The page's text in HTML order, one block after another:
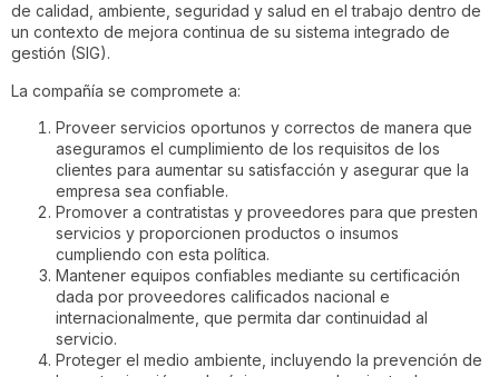
de calidad, ambiente, seguridad y salud en el trabajo dentro de
un contexto de mejora continua de su sistema integrado de
gestión (SIG).
La compañía se compromete a:
Proveer servicios oportunos y correctos de manera que
aseguramos el cumplimiento de los requisitos de los
clientes para aumentar su satisfacción y asegurar que la
empresa sea confiable.
Promover a contratistas y proveedores para que presten
servicios y proporcionen productos o insumos
cumpliendo con esta política.
Mantener equipos confiables mediante su certificación
dada por proveedores calificados nacional e
internacionalmente, que permita dar continuidad al
servicio.
Proteger el medio ambiente, incluyendo la prevención de